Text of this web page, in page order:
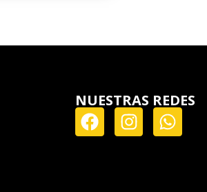
NUESTRAS REDES